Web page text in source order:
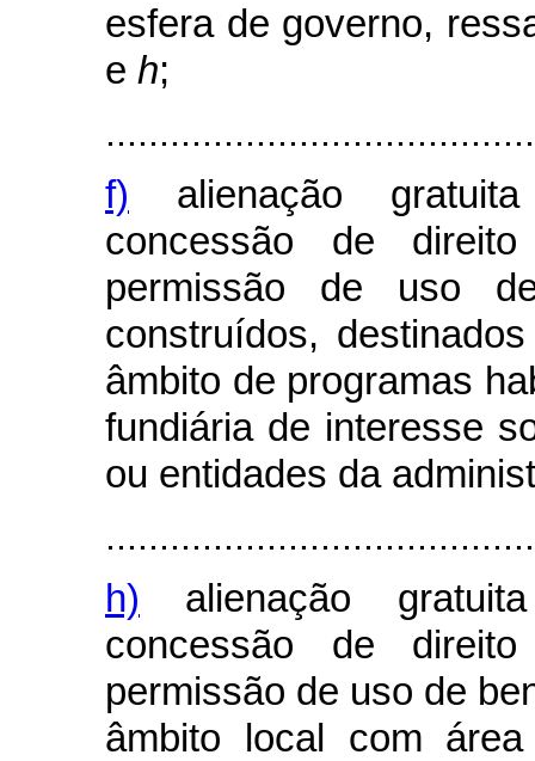
esfera de governo,
e h;
f) alienação
concessão de
permissão de uso
construídos,
âmbito de programas
fundiária de interesse
ou entidades da
h) alienação
concessão de
permissão de uso de
âmbito local com